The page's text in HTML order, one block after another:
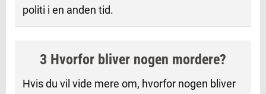
politi i en anden tid.
3 Hvorfor bliver nogen mordere?
Hvis du vil vide mere om, hvorfor nogen bliver